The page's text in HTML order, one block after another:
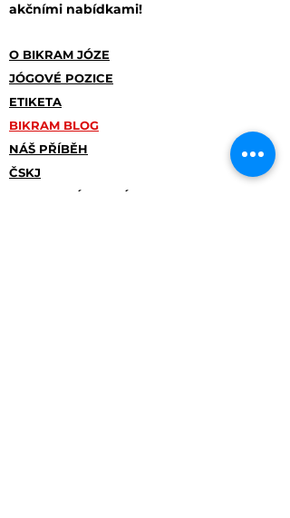
akčními nabídkami!
O BIKRAM JÓZE
JÓGOVÉ POZICE
ETIKETA
BIKRAM BLOG
NÁŠ PŘÍBĚH
ČSKJ
OBCHODNÍ PODMÍNKY